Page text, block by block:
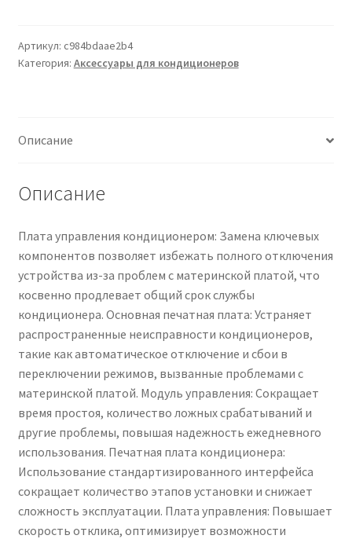
управления
модулем
Haier,
схемы
компоненты
системы
кондиционирования
воздуха.
Артикул: c984bdaae2b4
Категория: Аксессуары для кондиционеров
Описание
Описание
Плата управления кондиционером: Замена ключевых
компонентов позволяет избежать полного отключения
устройства из-за проблем с материнской платой, что
косвенно продлевает общий срок службы
кондиционера. Основная печатная плата: Устраняет
распространенные неисправности кондиционеров,
такие как автоматическое отключение и сбои в
переключении режимов, вызванные проблемами с
материнской платой. Модуль управления: Сокращает
время простоя, количество ложных срабатываний и
другие проблемы, повышая надежность ежедневного
использования. Печатная плата кондиционера:
Использование стандартизированного интерфейса
сокращает количество этапов установки и снижает
сложность эксплуатации. Плата управления: Повышает
скорость отклика, оптимизирует возможности